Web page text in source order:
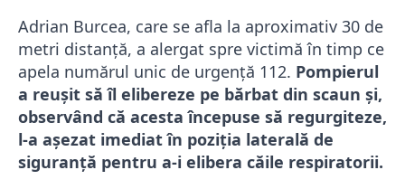
Adrian Burcea, care se afla la aproximativ 30 de
metri distanță, a alergat spre victimă în timp ce
apela numărul unic de urgență 112. Pompierul
a reușit să îl elibereze pe bărbat din scaun și,
observând că acesta începuse să regurgiteze,
l-a așezat imediat în poziția laterală de
siguranță pentru a-i elibera căile respiratorii.